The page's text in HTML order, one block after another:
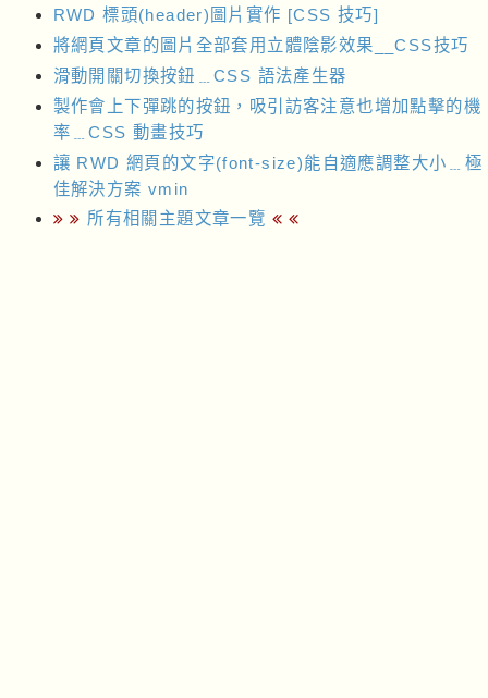
RWD 標頭(header)圖片實作 [CSS 技巧]
將網頁文章的圖片全部套用立體陰影效果__CSS技巧
滑動開關切換按鈕﹍CSS 語法產生器
製作會上下彈跳的按鈕，吸引訪客注意也增加點擊的機
率﹍CSS 動畫技巧
讓 RWD 網頁的文字(font-size)能自適應調整大小﹍極
佳解決方案 vmin
所有相關主題文章一覽